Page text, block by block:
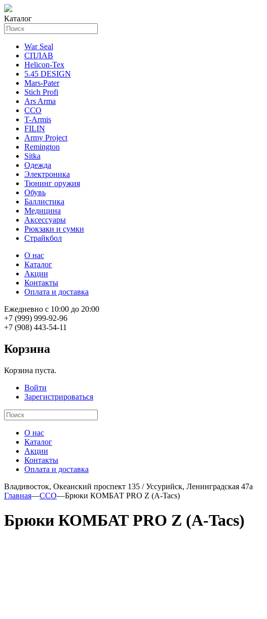
Каталог
War Seal
СПЛАВ
Helicon-Tex
5.45 DESIGN
Mars-Pater
Stich Profi
Ars Arma
ССО
T-Armis
FILIN
Army Project
Remington
Sitka
Одежда
Электроника
Тюнинг оружия
Обувь
Баллистика
Медицина
Аксессуары
Рюкзаки и сумки
Страйкбол
О нас
Каталог
Акции
Контакты
Оплата и доставка
Ежедневно с 10:00 до 20:00
+7 (999) 999-92-96
+7 (908) 443-54-11
Корзина
Корзина пуста.
Войти
Зарегистрироваться
О нас
Каталог
Акции
Контакты
Оплата и доставка
Владивосток, Океанский проспект 135 / Уссурийск, Ленинградская 47а
Главная—ССО—Брюки КОМБАТ PRO Z (A-Tacs)
Брюки КОМБАТ PRO Z (A-Tacs)